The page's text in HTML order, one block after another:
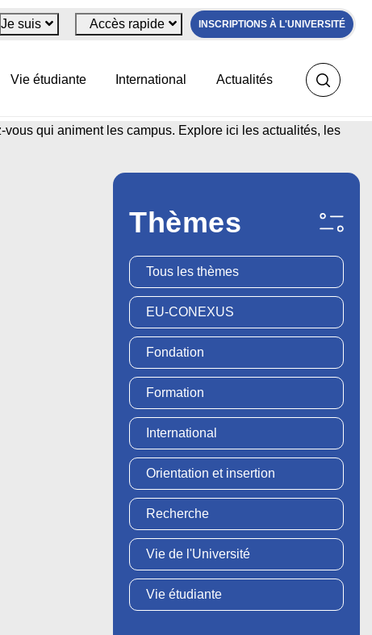
Je suis Accès rapide INSCRIPTIONS À L'UNIVERSITÉ
Vie étudiante International Actualités
qui animent les campus. Explore ici les actualités, les
Thèmes
Tous les thèmes
EU-CONEXUS
Fondation
Formation
International
Orientation et insertion
Recherche
Vie de l'Université
Vie étudiante